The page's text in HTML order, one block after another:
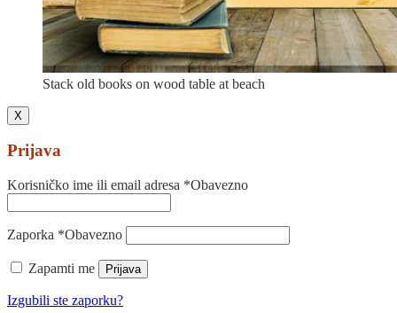
Stack old books on wood table at beach
X
Prijava
Korisničko ime ili email adresa *Obavezno
Zaporka *Obavezno
Zapamti me Prijava
Izgubili ste zaporku?